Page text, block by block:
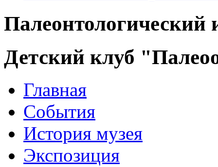
Палеонтологический
Детский клуб
Главная
События
История музея
Экспозиция